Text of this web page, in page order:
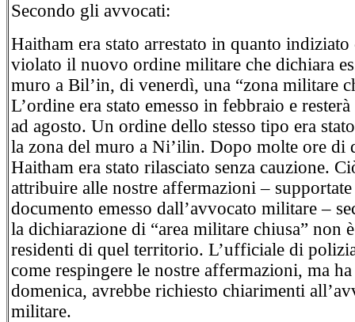
Secondo gli avvocati:
Haitham era stato arrestato in quanto
violato il nuovo ordine militare che dichiara
muro a Bil’in, di venerdì, una “zona militare
L’ordine era stato emesso in febbraio e
ad agosto. Un ordine dello stesso tipo era
la zona del muro a Ni’ilin. Dopo molte ore di
Haitham era stato rilasciato senza cauzione.
attribuire alle nostre affermazioni –
documento emesso dall’avvocato militare –
la dichiarazione di “area militare chiusa” non
residenti di quel territorio. L’ufficiale di
come respingere le nostre affermazioni, ma
domenica, avrebbe richiesto chiarimenti
militare.